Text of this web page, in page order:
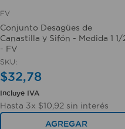
FV
Conjunto Desagües de
Canastilla y Sifón - Medida 1 1/
- FV
SKU:
$32,78
Incluye IVA
Hasta 3x $10,92 sin interés
AGREGAR